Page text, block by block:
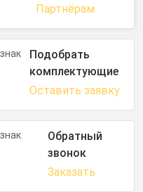
Партнёрам
Подобрать
комплектующие
Оставить заявку
Обратный
звонок
Заказать